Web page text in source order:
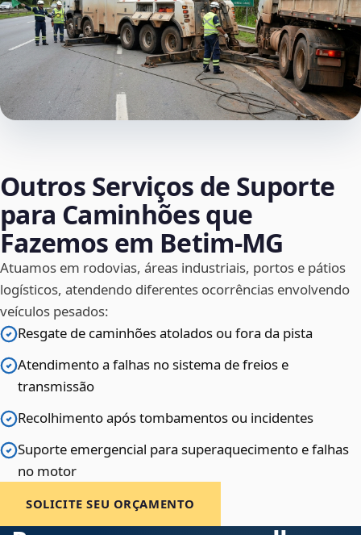
Outros Serviços de Suporte
para Caminhões que
Fazemos em Betim‑MG
Atuamos em rodovias, áreas industriais, portos e pátios
logísticos, atendendo diferentes ocorrências envolvendo
veículos pesados:
Resgate de caminhões atolados ou fora da pista
Atendimento a falhas no sistema de freios e
transmissão
Recolhimento após tombamentos ou incidentes
Suporte emergencial para superaquecimento e falhas
no motor
SOLICITE SEU ORÇAMENTO